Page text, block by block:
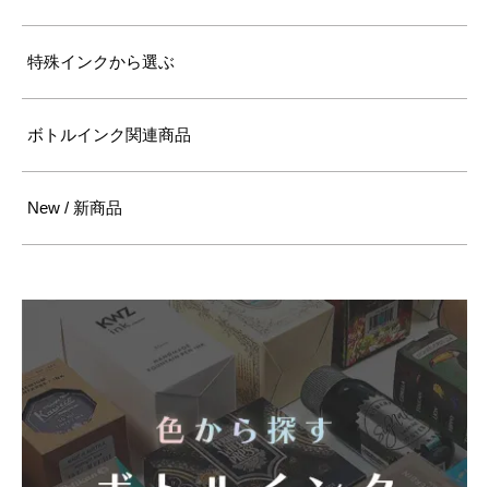
特殊インクから選ぶ
ボトルインク関連商品
New / 新商品